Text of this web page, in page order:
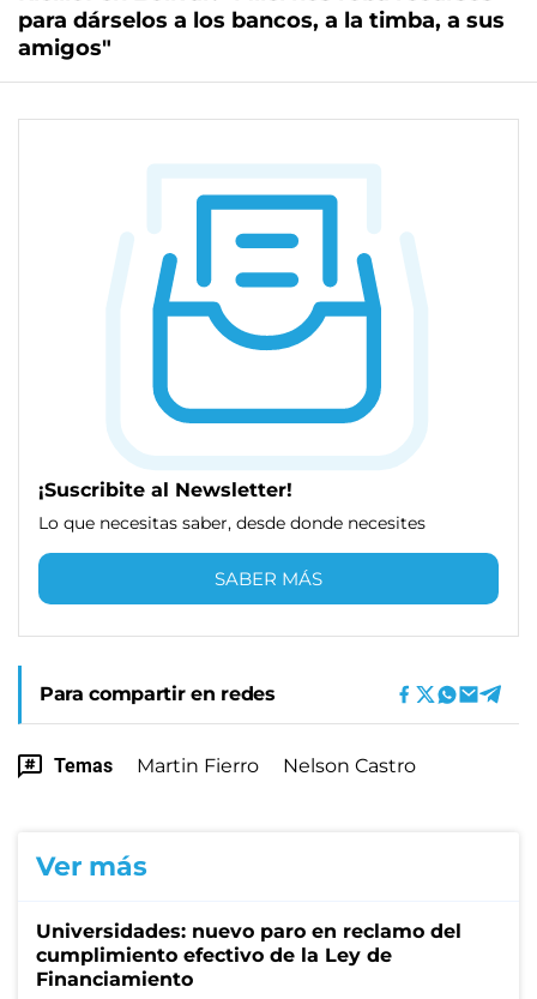
para dárselos a los bancos, a la timba, a sus
amigos"
¡Suscribite al Newsletter!
Lo que necesitas saber, desde donde necesites
SABER MÁS
Para compartir en redes
Temas Martin Fierro Nelson Castro
Ver más
Universidades: nuevo paro en reclamo del
cumplimiento efectivo de la Ley de
Financiamiento